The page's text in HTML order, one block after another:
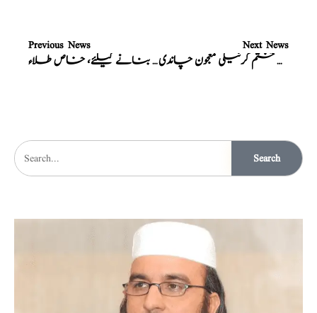
Previous News
نامرد کو مرد بنانے کیلئے، خاص طلاء
Next News
مردانہ طاقت اور، نفس کے ڈھیلے پن کو ختم کرنیکی معجون چاندی
Search